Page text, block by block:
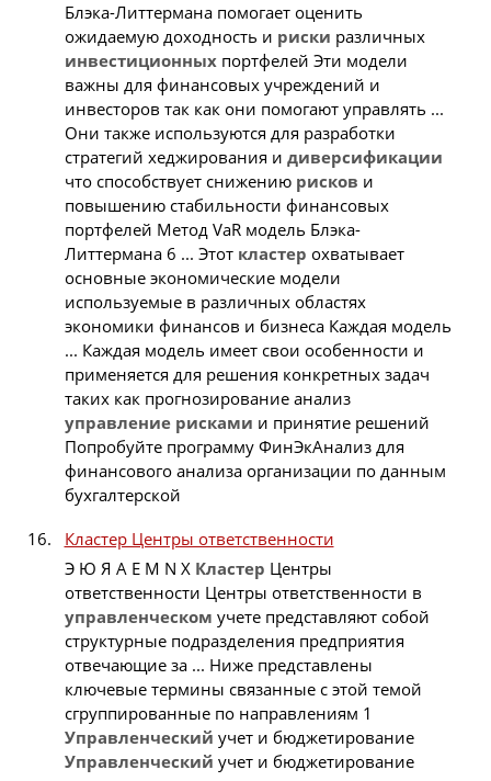
Блэка-Литтермана помогает оценить
ожидаемую доходность и риски различных
инвестиционныхпортфелей Эти модели
важны для финансовых учреждений и
инвесторов так как они помогают управлять ...
Они также используются для разработки
стратегий хеджирования и диверсификации
что способствует снижению рисков и
повышению стабильности финансовых
портфелей Метод VaR модель Блэка-
Литтермана 6 ... Этот кластер охватывает
основные экономические модели
используемые в различных областях
экономики финансов и бизнеса Каждая модель
... Каждая модель имеет свои особенности и
применяется для решения конкретных задач
таких как прогнозирование анализ
управление рисками и принятие решений
Попробуйте программу ФинЭкАнализ для
финансового анализа организации по данным
бухгалтерской
Кластер Центры ответственности
Э Ю Я A E M N X Кластер Центры
ответственности Центры ответственности в
управленческом учете представляют собой
структурные подразделения предприятия
отвечающие за ... Ниже представлены
ключевые термины связанные с этой темой
сгруппированные по направлениям 1
Управленческий учет и бюджетирование
Управленческий учет и бюджетирование